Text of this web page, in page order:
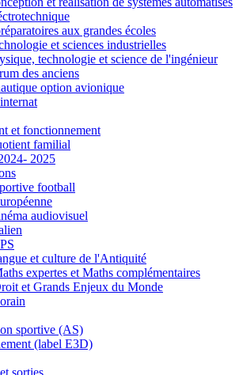
aux grandes écoles
et sciences industrielles
technologie et science de l'ingénieur
des anciens
option avionique
et fonctionnement
familial
2025
football
audiovisuel
et culture de l'Antiquité
expertes et Maths complémentaires
et Grands Enjeux du Monde
sportive (AS)
(label E3D)
sorties